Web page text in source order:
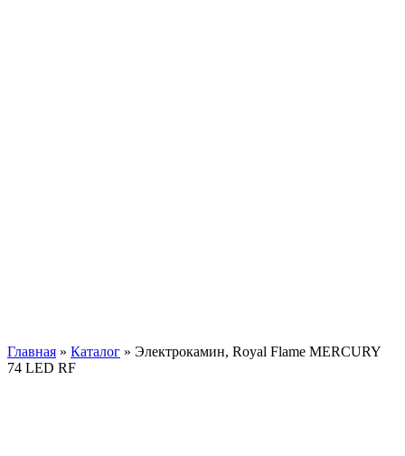
Главная » Каталог » Электрокамин, Royal Flame MERCURY
74 LED RF